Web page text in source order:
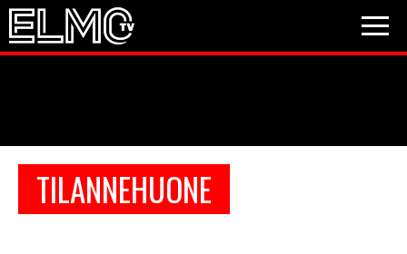
TILANNEHUONE
PESÄPALLO
VIDEOT